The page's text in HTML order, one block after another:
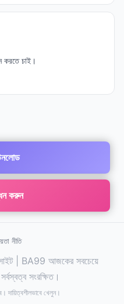
করতে চাই।
করুন
নীতি
| BA99 আজকের সবচেয়ে
সংরক্ষিত।
দায়িত্বশীলভাবে খেলুন।